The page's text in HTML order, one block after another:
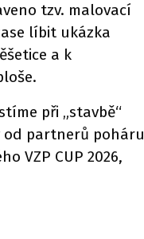
tzv. malovací
líbit ukázka
a k
při „stavbě“
od partnerů poháru
VZP CUP 2026,